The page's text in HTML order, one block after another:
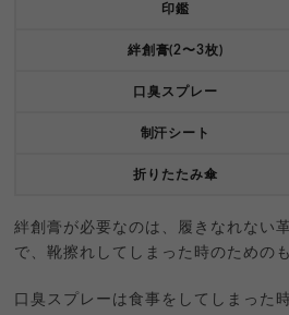
印鑑
絆創膏(2〜3枚)
口臭スプレー
制汗シート
折りたたみ傘
絆創膏が必要なのは、履きなれない
で、靴擦れしてしまった時のための
口臭スプレーは食事をしてしまった